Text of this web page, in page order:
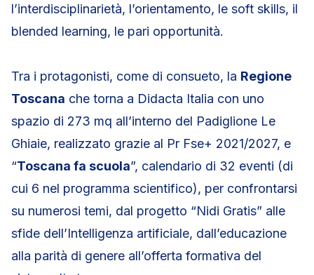
l’interdisciplinarietà, l’orientamento, le soft skills, il
blended learning, le pari opportunità.
Tra i protagonisti, come di consueto, la Regione
Toscana che torna a Didacta Italia con uno
spazio di 273 mq all’interno del Padiglione Le
Ghiaie, realizzato grazie al Pr Fse+ 2021/2027, e
“Toscana fa scuola”, calendario di 32 eventi (di
cui 6 nel programma scientifico), per confrontarsi
su numerosi temi, dal progetto “Nidi Gratis” alle
sfide dell’Intelligenza artificiale, dall’educazione
alla parità di genere all’offerta formativa del